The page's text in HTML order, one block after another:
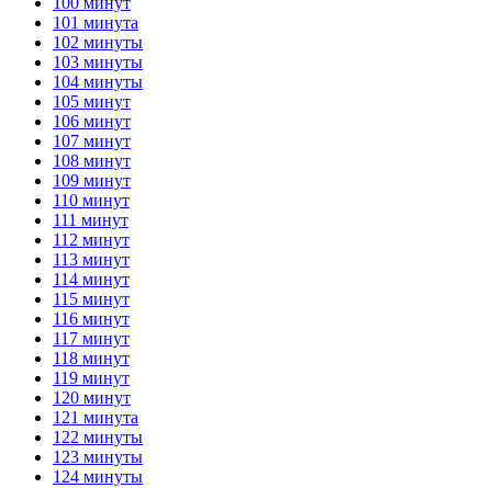
101 минута
102 минуты
103 минуты
104 минуты
105 минут
106 минут
107 минут
108 минут
109 минут
110 минут
111 минут
112 минут
113 минут
114 минут
115 минут
116 минут
117 минут
118 минут
119 минут
120 минут
121 минута
122 минуты
123 минуты
124 минуты